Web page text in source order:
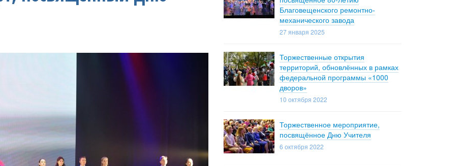
Благовещенского ремонтно-
механического завода
27 января 2025
Торжественные открытия
территорий, обновлённых в рамках
федеральной программы «1000
дворов»
10 октября 2022
Торжественное мероприятие,
посвящённое Дню Учителя
6 октября 2022